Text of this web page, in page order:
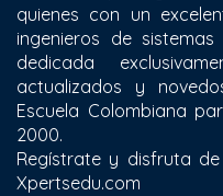
quienes con un
ingenieros de
dedicada
actualizados y
Escuela Colombiana
2000.
Regístrate y disfruta
Xpertsedu.com